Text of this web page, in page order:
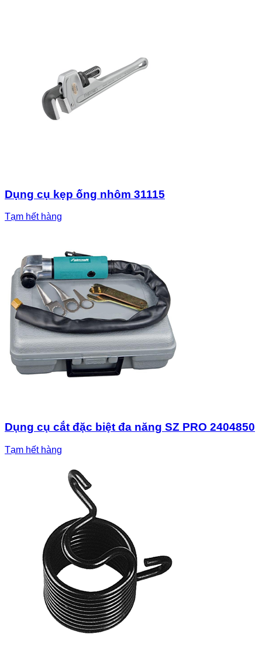
Dụng cụ kẹp ống nhôm 31115
Tạm hết hàng
Dụng cụ cắt đặc biệt đa năng SZ PRO 2404850
Tạm hết hàng